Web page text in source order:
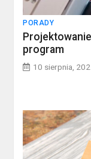
PORADY
program
10 sierpnia,